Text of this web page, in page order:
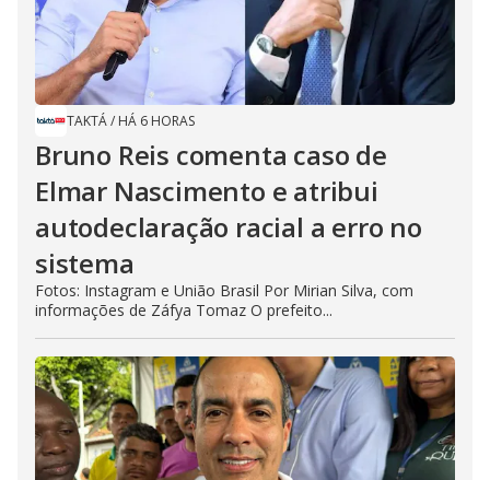
TAKTÁ/ HÁ 6 HORAS
Bruno Reis comenta caso de
Elmar Nascimento e atribui
autodeclaração racial a erro no
sistema
Fotos: Instagram e União Brasil Por Mirian Silva, com
informações de Záfya Tomaz O prefeito...